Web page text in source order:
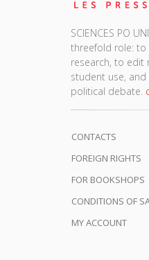
SCIENCES PO
threefold role: to
research, to edit
student use,
political debate.
CONTACTS
FOREIGN RIGHTS
FOR BOOKSHOPS
CONDITIONS OF
MY ACCOUNT